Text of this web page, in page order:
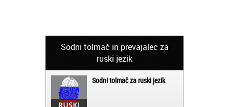
Sodni tolmač in prevajalec za
ruski jezik
Sodni tolmač za ruski jezik